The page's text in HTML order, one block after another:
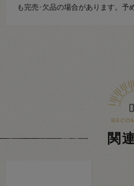
も完売･欠品の場合があります。予
関